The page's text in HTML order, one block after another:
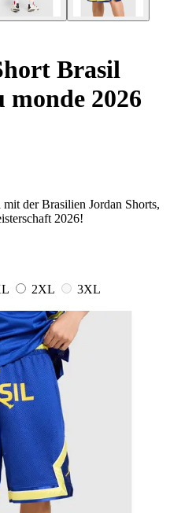
Brasil
2026
der Brasilien Jordan Shorts,
2026!
2XL
3XL